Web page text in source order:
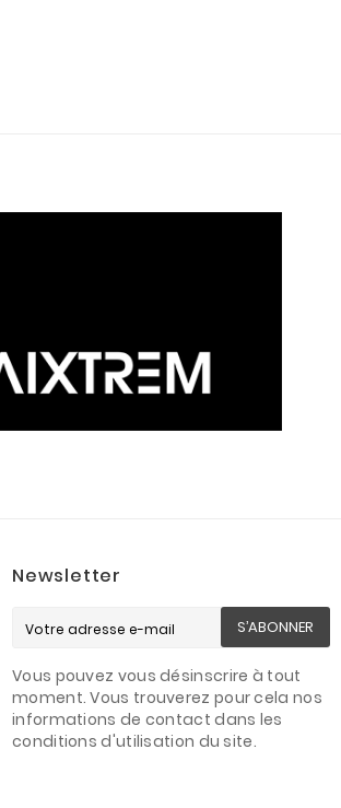
Newsletter
S’ABONNER
Vous pouvez vous désinscrire à tout
moment. Vous trouverez pour cela nos
informations de contact dans les
conditions d'utilisation du site.